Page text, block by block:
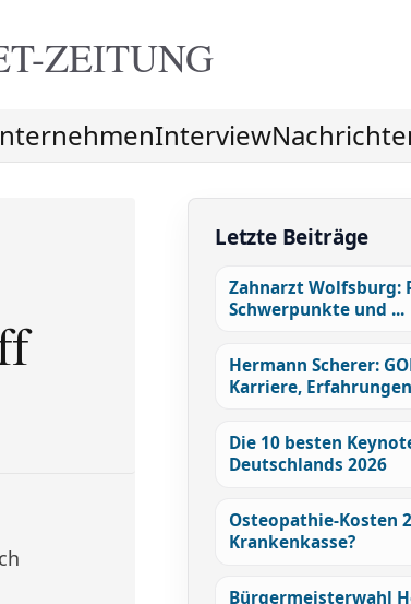
ZEITUNG
Interview
Letzte Beiträge
Zahnarzt Wolfsburg:
Schwerpunkte und ...
Hermann Scherer:
Karriere, Erfahrungen
Die 10 besten
Deutschlands 2026
Osteopathie-Kosten
Krankenkasse?
Bürgermeisterwahl